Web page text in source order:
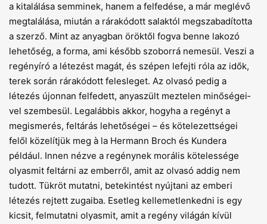
a kitalálása semminek, hanem a felfedése, a már meglévő
megtalálása, miután a rárakódott salaktól megszabadította
a szerző. Mint az anyagban öröktől fogva benne lakozó
lehetőség, a forma, ami később szoborrá nemesül. Veszi a
regényíró a létezést magát, és szépen lefejti róla az idők,
terek során rárakódott felesleget. Az olvasó pedig a
létezés újonnan felfedett, anyaszült meztelen minőségei­
vel szembesül. Legalábbis akkor, hogyha a regényt a
megismerés, feltárás lehetőségei – és kötelezettségei
felől közelítjük meg à la Hermann Broch és Kundera
például. Innen nézve a regénynek morális kötelessége
olyasmit feltárni az emberről, amit az olvasó addig nem
tudott. Tükröt mutatni, betekintést nyújtani az emberi
létezés rejtett zugaiba. Esetleg kellemetlenkedni is egy
kicsit, felmutatni olyasmit, amit a regény világán kívül